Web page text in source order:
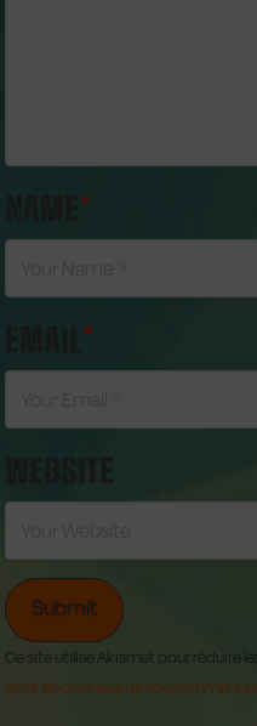
NAME*
EMAIL*
Ce site utilise Akismet pour réduire
dont les données de vos